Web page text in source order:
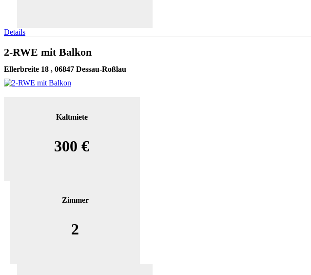
Details
2-RWE mit Balkon
Ellerbreite 18 , 06847 Dessau-Roßlau
Kaltmiete
300 €
Zimmer
2